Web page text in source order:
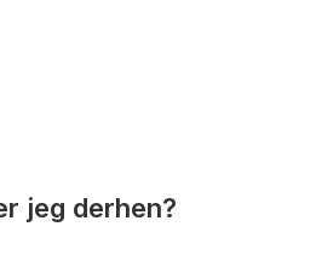
jeg derhen?